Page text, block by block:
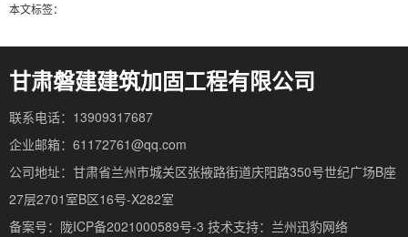
本文标签：
甘肃磐建建筑加固工程有限公司
联系电话：13909317687
企业邮箱：61172761@qq.com
公司地址：甘肃省兰州市城关区张掖路街道庆阳路350号世纪广场B座
27层2701室B区16号-X282室
备案号：陇ICP备2021000589号-3 技术支持： 兰州迅豹网络